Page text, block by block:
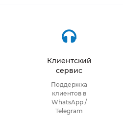
Клиентский
сервис
Поддержка
клиентов в
WhatsApp /
Telegram